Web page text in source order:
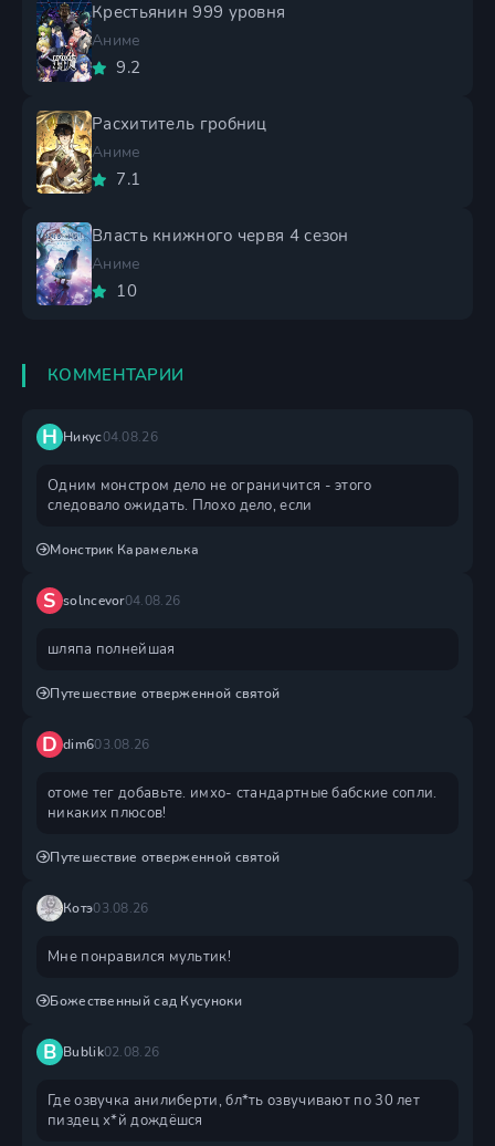
Крестьянин 999 уровня
Аниме
9.2
Расхититель гробниц
Аниме
7.1
Власть книжного червя 4 сезон
Аниме
10
КОММЕНТАРИИ
Н Никус04.08.26
Одним монстром дело не ограничится - этого
следовало ожидать. Плохо дело, если
Монстрик Карамелька
S solncevor04.08.26
шляпа полнейшая
Путешествие отверженной святой
D dim603.08.26
отоме тег добавьте. имхо- стандартные бабские сопли.
никаких плюсов!
Путешествие отверженной святой
Котэ03.08.26
Мне понравился мультик!
Божественный сад Кусуноки
B Bublik02.08.26
Где озвучка анилиберти, бл*ть озвучивают по 30 лет
пиздец х*й дождëшся